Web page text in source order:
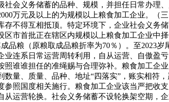
会义务储蓄的品种、规模，并担任日常办
万元及以上的为规模以上粮食加工企业。
不得互相抵顶。特定环境下，企业社会义
区市首批正在辖区内规模以上粮食加工企业
品粮（原粮取成品粮折率为70％）。至2023
业连系日常运营周转利用，自从运营、自傲
谁谁担任的准绳赐与合理弥补。粮食加工
数量、质量、品种、地址“四落实”，账实相
照国度相关施行。粮食加工企业该当严把
运营轮换。社会义务储蓄不设轮换架空期